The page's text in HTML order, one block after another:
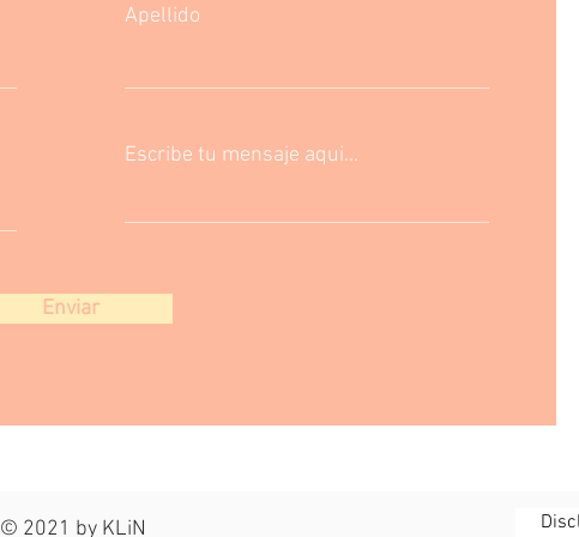
Apellido
Escribe tu mensaje aqui...
Enviar
© 2021 by KLiN